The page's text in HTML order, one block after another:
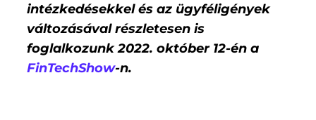
intézkedésekkel és az ügyféligények
változásával részletesen is
foglalkozunk 2022. október 12-én a
FinTechShow-n.